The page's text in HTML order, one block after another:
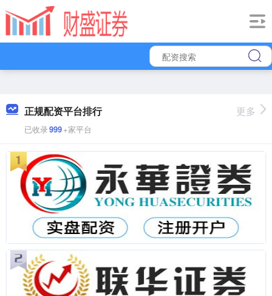
正规配资平台排行
已收录999+家平台
更多